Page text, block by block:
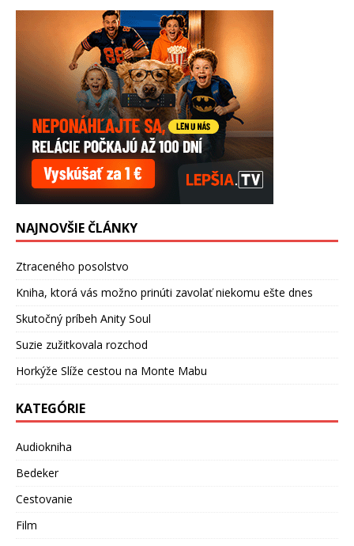
NAJNOVŠIE ČLÁNKY
Ztraceného posolstvo
Kniha, ktorá vás možno prinúti zavolať niekomu ešte dnes
Skutočný príbeh Anity Soul
Suzie zužitkovala rozchod
Horkýže Slíže cestou na Monte Mabu
KATEGÓRIE
Audiokniha
Bedeker
Cestovanie
Film